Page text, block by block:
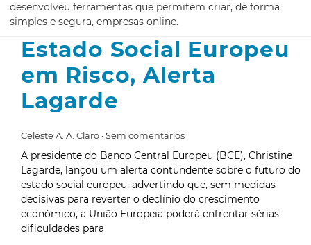
desenvolveu ferramentas que permitem criar, de forma
simples e segura, empresas online.
Estado Social Europeu
em Risco, Alerta
Lagarde
Celeste A. A. Claro Sem comentários
A presidente do Banco Central Europeu (BCE), Christine
Lagarde, lançou um alerta contundente sobre o futuro do
estado social europeu, advertindo que, sem medidas
decisivas para reverter o declínio do crescimento
económico, a União Europeia poderá enfrentar sérias
dificuldades para